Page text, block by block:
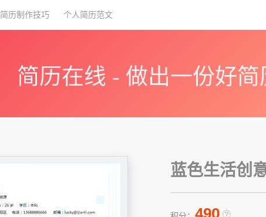
简历制作技巧 个人简历范文
简历在线 - 做出一份好简
蓝色生活创
490